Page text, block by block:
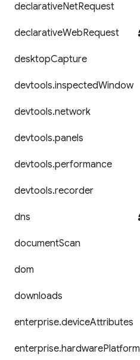
declarativeNetRequest
declarativeWebRequest
desktopCapture
devtools.inspectedWindow
devtools.network
devtools.panels
devtools.performance
devtools.recorder
dns
documentScan
dom
downloads
enterprise.deviceAttributes
enterprise.hardwarePlatform